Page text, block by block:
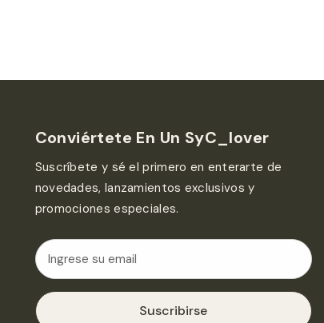
Conviértete En Un SyC_lover
Suscríbete y sé el primero en enterarte de
novedades, lanzamientos exclusivos y
promociones especiales.
Suscribirse